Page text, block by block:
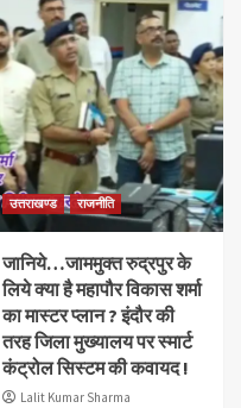
उत्तराखण्ड राजनीति
जानिये…जाममुक्त रुद्रपुर के
लिये क्या है महापौर विकास शर्मा
का मास्टर प्लान ? इंदौर की
तरह जिला मुख्यालय पर स्मार्ट
कंट्रोल सिस्टम की कवायद !
Lalit Kumar Sharma